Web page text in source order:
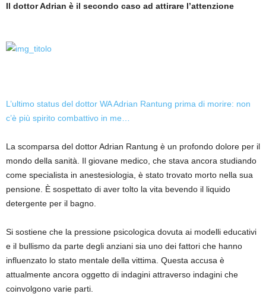
Il dottor Adrian è il secondo caso ad attirare l’attenzione
L’ultimo status del dottor WA Adrian Rantung prima di morire: non
c’è più spirito combattivo in me…
La scomparsa del dottor Adrian Rantung è un profondo dolore per il
mondo della sanità. Il giovane medico, che stava ancora studiando
come specialista in anestesiologia, è stato trovato morto nella sua
pensione. È sospettato di aver tolto la vita bevendo il liquido
detergente per il bagno.
Si sostiene che la pressione psicologica dovuta ai modelli educativi
e il bullismo da parte degli anziani sia uno dei fattori che hanno
influenzato lo stato mentale della vittima. Questa accusa è
attualmente ancora oggetto di indagini attraverso indagini che
coinvolgono varie parti.